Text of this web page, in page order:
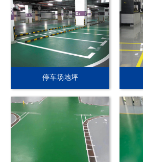
停车场地坪